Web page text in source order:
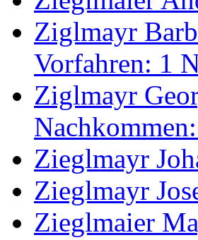
Ziglmayr
Vorfahren: 1
Ziglmayr
Zieglmayr
Zieglmayr
Zieglmaier